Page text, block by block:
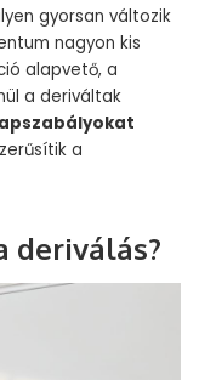
gyorsan változik
nagyon kis
alapvető, a
a deriváltak
a
deriválás?